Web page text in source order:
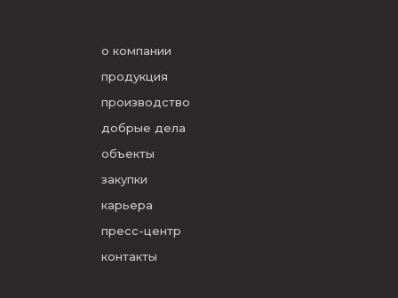
о компании
продукция
производство
добрые дела
объекты
закупки
карьера
пресс-центр
контакты